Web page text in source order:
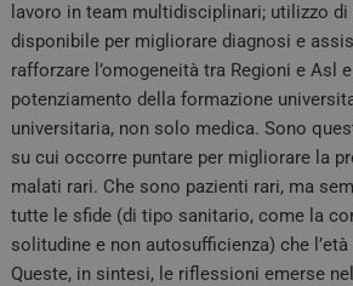
lavoro in team multidisciplinari; utilizzo
disponibile per migliorare diagnosi e
rafforzare l’omogeneità tra Regioni e Asl
potenziamento della formazione
universitaria, non solo medica. Sono
su cui occorre puntare per migliorare la
malati rari. Che sono pazienti rari, ma
tutte le sfide (di tipo sanitario, come la
solitudine e non autosufficienza) che
Queste, in sintesi, le riflessioni emerse